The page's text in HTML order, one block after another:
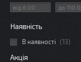
Наявність
В наявності 13
Акція